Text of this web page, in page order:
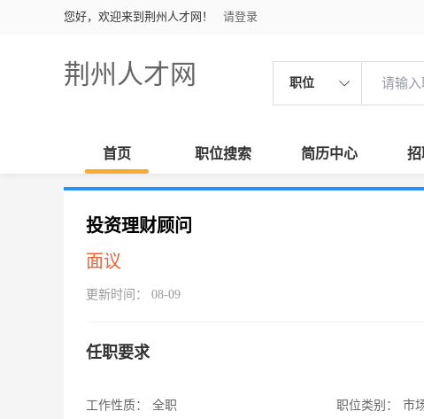
您好，欢迎来到荆州人才网！ 请登录
荆州人才网 职位
首页 职位搜索 简历中心 招
投资理财顾问
面议
更新时间： 08-09
任职要求
工作性质：
全职
职位类别：
市